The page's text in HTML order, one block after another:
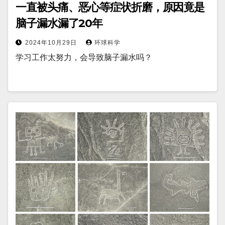
一直被头痛、恶心等症状折磨，原因竟是
脑子漏水漏了20年
2024年10月29日 环球科学
学习工作太努力，会导致脑子漏水吗？